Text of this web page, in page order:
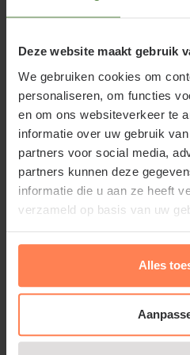
Deze website maakt gebruik
We gebruiken cookies om
personaliseren, om functies
en om ons websiteverkeer te
informatie over uw gebruik
partners voor social media,
partners kunnen deze
informatie die u aan ze heeft
verzameld op basis van uw
Alles
een tuin waarin op een
Oogst spreiden
seizoen
Wie zich verdiept in de
frambozen, ontdekt al snel
rol speelt bij de keuze.
vooral vroeg in de zomer
liever een langere periode
Door verschillende soorten
u het frambozenseizoen
zomerframboos begint de
juli, terwijl een